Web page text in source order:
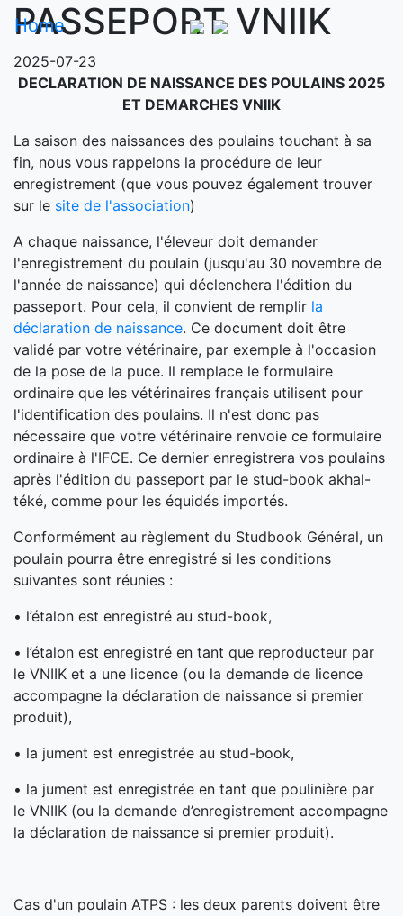
Home
PASSEPORT VNIIK
2025-07-23
DECLARATION DE NAISSANCE DES POULAINS 2025
ET DEMARCHES VNIIK
La saison des naissances des poulains touchant à sa
fin, nous vous rappelons la procédure de leur
enregistrement (que vous pouvez également trouver
sur le site de l'association)
A chaque naissance, l'éleveur doit demander
l'enregistrement du poulain (jusqu'au 30 novembre de
l'année de naissance) qui déclenchera l'édition du
passeport. Pour cela, il convient de remplir la
déclaration de naissance. Ce document doit être
validé par votre vétérinaire, par exemple à l'occasion
de la pose de la puce. Il remplace le formulaire
ordinaire que les vétérinaires français utilisent pour
l'identification des poulains. Il n'est donc pas
nécessaire que votre vétérinaire renvoie ce formulaire
ordinaire à l'IFCE. Ce dernier enregistrera vos poulains
après l'édition du passeport par le stud-book akhal-
téké, comme pour les équidés importés.
Conformément au règlement du Studbook Général, un
poulain pourra être enregistré si les conditions
suivantes sont réunies :
• l’étalon est enregistré au stud-book,
• l’étalon est enregistré en tant que reproducteur par
le VNIIK et a une licence (ou la demande de licence
accompagne la déclaration de naissance si premier
produit),
• la jument est enregistrée au stud-book,
• la jument est enregistrée en tant que poulinière par
le VNIIK (ou la demande d’enregistrement accompagne
la déclaration de naissance si premier produit).
Cas d'un poulain ATPS : les deux parents doivent être